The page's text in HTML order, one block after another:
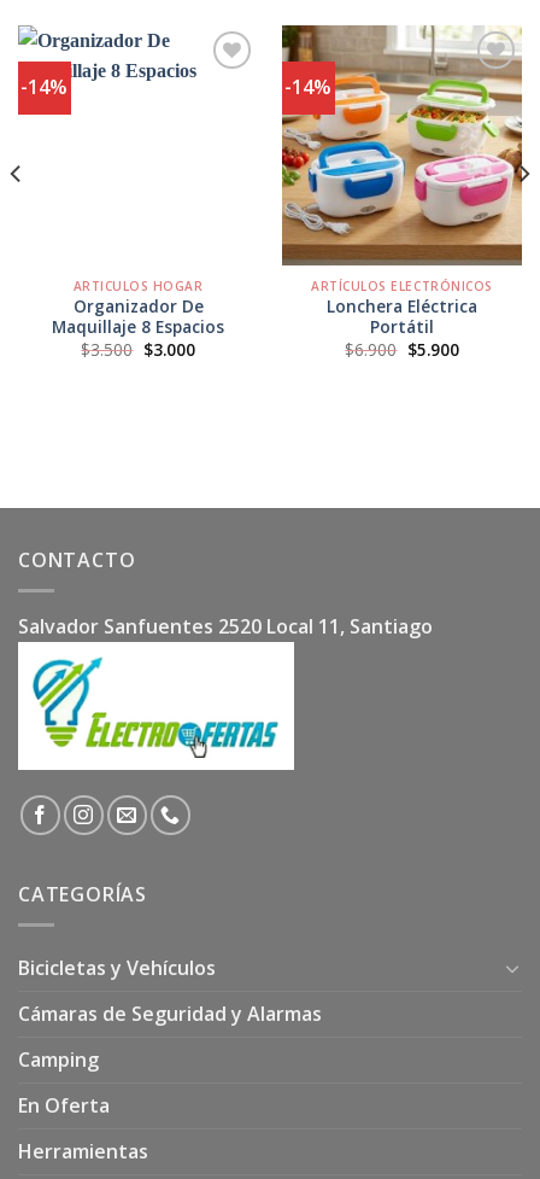
-14%
ARTICULOS HOGAR
Organizador De
Maquillaje 8 Espacios
$3.500 El
precio
$3.000El
precio
-14%
Agregar
a
Favoritos
ARTÍCULOS ELECTRÓNICOS
Lonchera Eléctrica
Portátil
$6.900 El
precio
$5.900El
precio
CONTACTO
Salvador Sanfuentes 2520 Local 11, Santiago
CATEGORÍAS
Bicicletas y Vehículos
Cámaras de Seguridad y Alarmas
Camping
En Oferta
Herramientas